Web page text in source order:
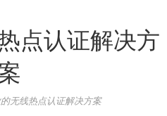
点认证解决方
无线热点认证解决方案